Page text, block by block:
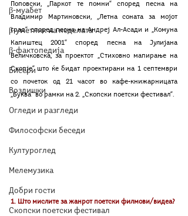
β-муабет
β-уметник на неделата
β-фактопедија
Бисери
Воздишки
Огледи и разгледи
Философски беседи
Културоглед
Мелемузика
Добри гости
Скопски поетски фестивал
Поповски, „Паркот те помни“ според песна на
Владимир Мартиновски, „Летна соната за мојот
град“ според песна на Андреј Ал-Асади и „Комуна
Капиштец 2001“ според песна на Јулијана
Величковска, за проектот „Стиховно мапирање на
Скопје“ што ќе бидат проектирани на 1 септември
со почеток од 21 часот во кафе-книжарницата
„Буква“ во рамки на 2. „Скопски поетски фестивал“.
1. Што мислите за жанрот поетски филмови/видеа?